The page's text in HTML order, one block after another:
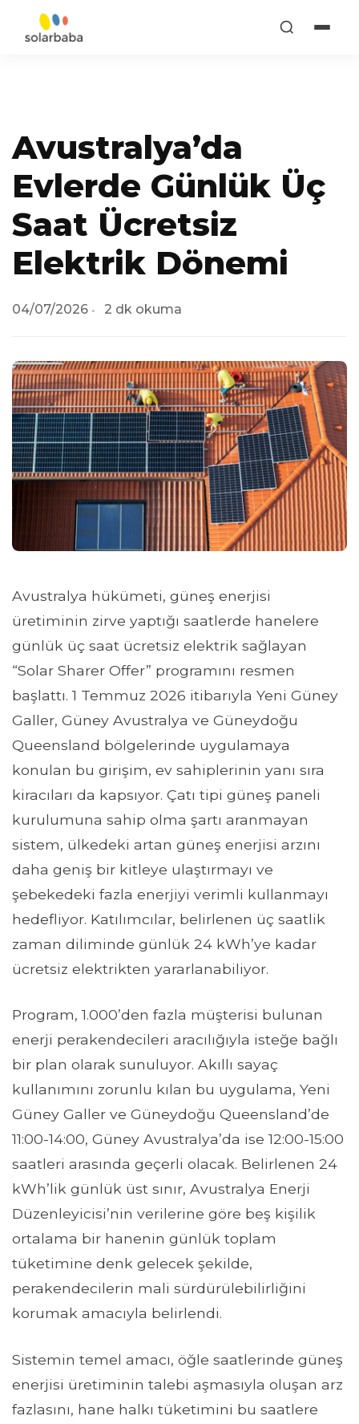
Avustralya’da
Evlerde Günlük Üç
Saat Ücretsiz
Elektrik Dönemi
04/07/2026 2 dk okuma
Avustralya hükümeti, güneş enerjisi
üretiminin zirve yaptığı saatlerde hanelere
günlük üç saat ücretsiz elektrik sağlayan
“Solar Sharer Offer” programını resmen
başlattı. 1 Temmuz 2026 itibarıyla Yeni Güney
Galler, Güney Avustralya ve Güneydoğu
Queensland bölgelerinde uygulamaya
konulan bu girişim, ev sahiplerinin yanı sıra
kiracıları da kapsıyor. Çatı tipi güneş paneli
kurulumuna sahip olma şartı aranmayan
sistem, ülkedeki artan güneş enerjisi arzını
daha geniş bir kitleye ulaştırmayı ve
şebekedeki fazla enerjiyi verimli kullanmayı
hedefliyor. Katılımcılar, belirlenen üç saatlik
zaman diliminde günlük 24 kWh’ye kadar
ücretsiz elektrikten yararlanabiliyor.
Program, 1.000’den fazla müşterisi bulunan
enerji perakendecileri aracılığıyla isteğe bağlı
bir plan olarak sunuluyor. Akıllı sayaç
kullanımını zorunlu kılan bu uygulama, Yeni
Güney Galler ve Güneydoğu Queensland’de
11:00-14:00, Güney Avustralya’da ise 12:00-15:00
saatleri arasında geçerli olacak. Belirlenen 24
kWh’lik günlük üst sınır, Avustralya Enerji
Düzenleyicisi’nin verilerine göre beş kişilik
ortalama bir hanenin günlük toplam
tüketimine denk gelecek şekilde,
perakendecilerin mali sürdürülebilirliğini
korumak amacıyla belirlendi.
Sistemin temel amacı, öğle saatlerinde güneş
enerjisi üretiminin talebi aşmasıyla oluşan arz
fazlasını, hane halkı tüketimini bu saatlere